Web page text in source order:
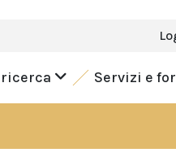
Servizi e